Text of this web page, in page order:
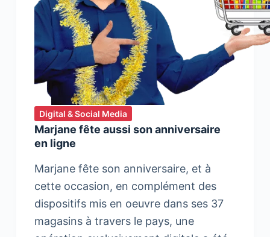
Digital & Social Media
Marjane fête aussi son anniversaire
en ligne
Marjane fête son anniversaire, et à
cette occasion, en complément des
dispositifs mis en oeuvre dans ses 37
magasins à travers le pays, une